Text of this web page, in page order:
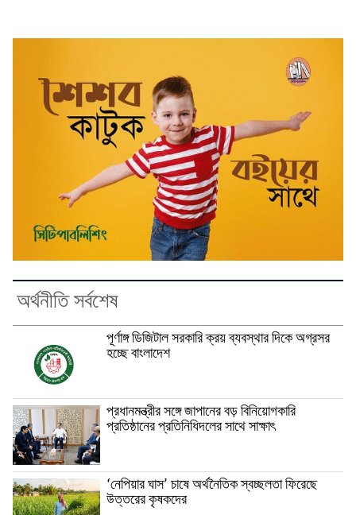
অর্থনীতি সর্বশেষ
পূর্ণাঙ্গ ডিজিটাল সরকারি ক্রয় ব্যবস্থার দিকে অগ্রসর
হচ্ছে বাংলাদেশ
প্রধানমন্ত্রীর সঙ্গে জাপানের বড় বিনিয়োগকারি
প্রতিষ্ঠানের প্রতিনিধিদলের সাথে সাক্ষাৎ
‘নেপিয়ার ঘাস’ চাষে অর্থনৈতিক স্বচ্ছলতা ফিরেছে
উত্তরের কৃষকদের